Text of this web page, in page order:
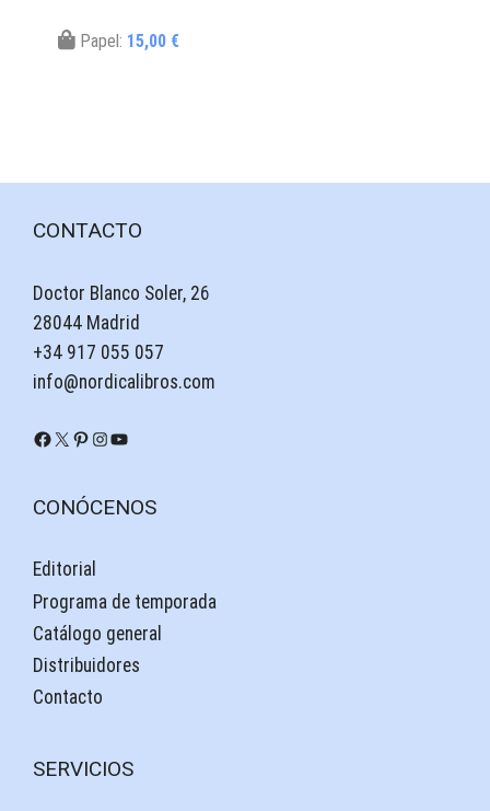
Papel: 15,00 €
CONTACTO
Doctor Blanco Soler, 26
28044 Madrid
+34 917 055 057
info@nordicalibros.com
Facebook
X Pinterest
Instagram
YouTube
CONÓCENOS
Editorial
Programa de temporada
Catálogo general
Distribuidores
Contacto
SERVICIOS